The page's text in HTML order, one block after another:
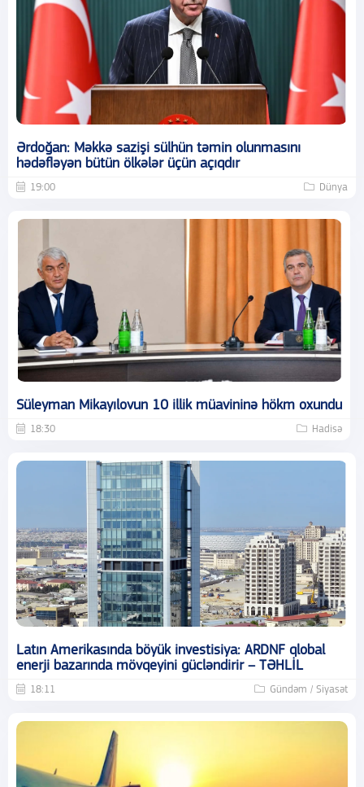
Ərdoğan: Məkkə sazişi sülhün təmin olunmasını
hədəfləyən bütün ölkələr üçün açıqdır
19:00 Dünya
Süleyman Mikayılovun 10 illik müavininə hökm oxundu
18:30 Hadisə
Latın Amerikasında böyük investisiya: ARDNF qlobal
enerji bazarında mövqeyini gücləndirir – TƏHLİL
18:11 Gündəm / Siyasət